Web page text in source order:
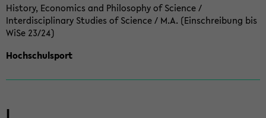
History, Economics and Philosophy of Science /
Interdisciplinary Studies of Science / M.A. (Einschreibung bis
WiSe 23/24)
Hochschulsport
I